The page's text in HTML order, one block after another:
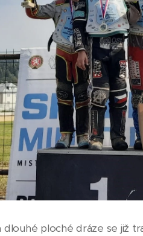
ploché dráze se již